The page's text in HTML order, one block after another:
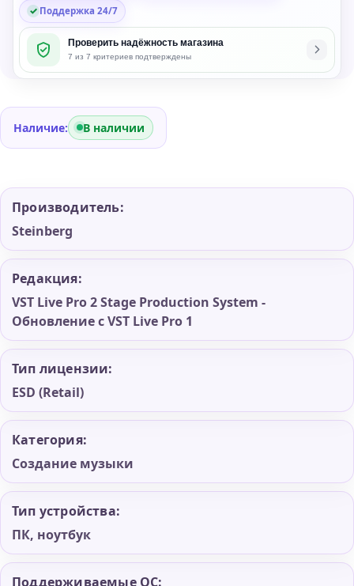
Обновление
с
VST
Поддержка 24/7
Проверить надёжность магазина
7 из 7 критериев подтверждены
Наличие: В наличии
Производитель:
Steinberg
Редакция:
VST Live Pro 2 Stage Production System -
Обновление с VST Live Pro 1
Тип лицензии:
ESD (Retail)
Категория:
Создание музыки
Тип устройства:
ПК, ноутбук
Поддерживаемые ОС: